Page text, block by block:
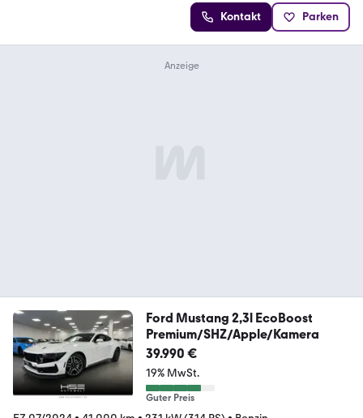
Kontakt Parken
Ford Mustang 2,3l EcoBoost
Premium/SHZ/Apple/Kamera
39.990 €
19% MwSt.
Guter Preis